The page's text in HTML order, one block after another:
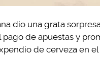
dio una grata
de apuestas y
de cerveza en